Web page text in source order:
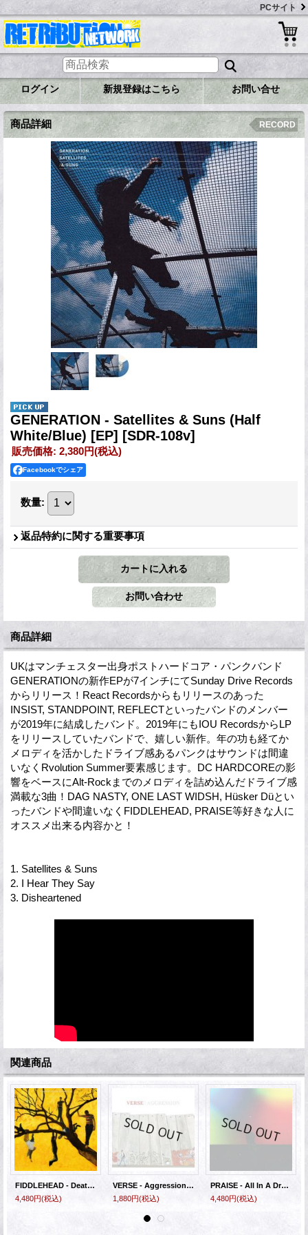
PCサイト
ログイン 新規登録はこちら お問い合せ
商品詳細 RECORD
GENERATION - Satellites & Suns (Half
White/Blue) [EP] [SDR-108v]
販売価格: 2,380円(税込)
Facebookでシェア
数量:
返品特約に関する重要事項
商品詳細
UKはマンチェスター出身ポストハードコア・パンクバンド
GENERATIONの新作EPが7インチにてSunday Drive Records
からリリース！React Recordsからもリリースのあった
INSIST, STANDPOINT, REFLECTといったバンドのメンバー
が2019年に結成したバンド。2019年にもIOU RecordsからLP
をリリースしていたバンドで、嬉しい新作。年の功も経てか
メロディを活かしたドライブ感あるパンクはサウンドは間違
いなくRvolution Summer要素感じます。DC HARDCOREの影
響をベースにAlt-Rockまでのメロディを詰め込んだドライブ感
満載な3曲！DAG NASTY, ONE LAST WIDSH, Hüsker Düとい
ったバンドや間違いなくFIDDLEHEAD, PRAISE等好きな人に
オススメ出来る内容かと！
1. Satellites & Suns
2. I Hear They Say
3. Disheartened
関連商品
FIDDLEHEAD - Death is Nothing to Us (Ltd. Yellow) [LP]
4,480円(税込)
VERSE - Aggression [CD]
1,880円(税込)
PRAISE - All In A Dream (Opaque Green) [LP]
4,480円(税込)